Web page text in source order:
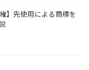
】先使用による商標を